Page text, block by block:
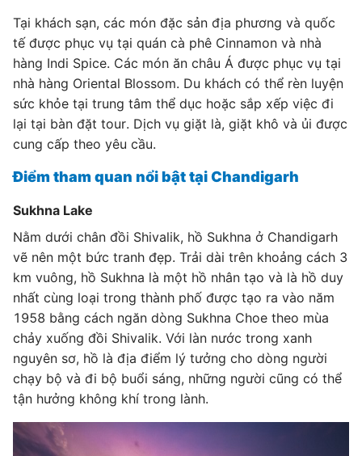
Tại khách sạn, các món đặc sản địa phương và quốc
tế được phục vụ tại quán cà phê Cinnamon và nhà
hàng Indi Spice. Các món ăn châu Á được phục vụ tại
nhà hàng Oriental Blossom. Du khách có thể rèn luyện
sức khỏe tại trung tâm thể dục hoặc sắp xếp việc đi
lại tại bàn đặt tour. Dịch vụ giặt là, giặt khô và ủi được
cung cấp theo yêu cầu.
Điểm tham quan nổi bật tại Chandigarh
Sukhna Lake
Nằm dưới chân đồi Shivalik, hồ Sukhna ở Chandigarh
vẽ nên một bức tranh đẹp. Trải dài trên khoảng cách 3
km vuông, hồ Sukhna là một hồ nhân tạo và là hồ duy
nhất cùng loại trong thành phố được tạo ra vào năm
1958 bằng cách ngăn dòng Sukhna Choe theo mùa
chảy xuống đồi Shivalik. Với làn nước trong xanh
nguyên sơ, hồ là địa điểm lý tưởng cho dòng người
chạy bộ và đi bộ buổi sáng, những người cũng có thể
tận hưởng không khí trong lành.